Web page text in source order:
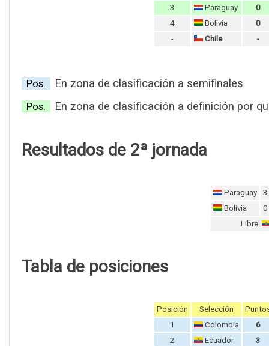
3
Paraguay
0
4
Bolivia
0
-
Chile -
Pos. En zona de clasificación a semifinales
Pos. En zona de clasificación a definición por
Resultados de 2ª jornada
Paraguay
3
Bolivia
0
Libre:
Tabla de posiciones
Posición Selección
1
Colombia
6
2
Ecuador
3